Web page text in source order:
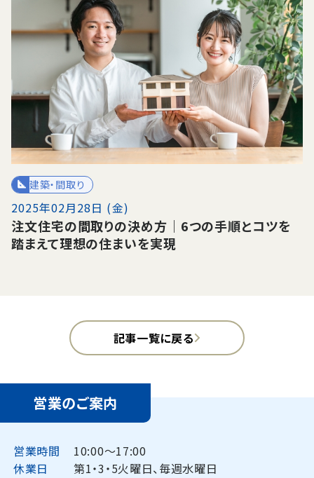
建築・間取り
2025年02月28日 (金)
注文住宅の間取りの決め方｜6つの手順とコツを
踏まえて理想の住まいを実現
記事一覧に戻る
営業のご案内
営業時間
10:00〜17:00
休業日
第1・3・5火曜日、毎週水曜日